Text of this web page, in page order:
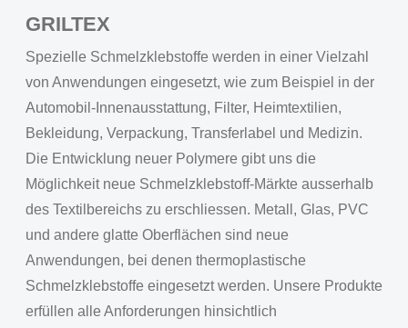
GRILTEX
Spezielle Schmelzklebstoffe werden in einer Vielzahl
von Anwendungen eingesetzt, wie zum Beispiel in der
Automobil-Innenausstattung, Filter, Heimtextilien,
Bekleidung, Verpackung, Transferlabel und Medizin.
Die Entwicklung neuer Polymere gibt uns die
Möglichkeit neue Schmelzklebstoff-Märkte ausserhalb
des Textilbereichs zu erschliessen. Metall, Glas, PVC
und andere glatte Oberflächen sind neue
Anwendungen, bei denen thermoplastische
Schmelzklebstoffe eingesetzt werden. Unsere Produkte
erfüllen alle Anforderungen hinsichtlich